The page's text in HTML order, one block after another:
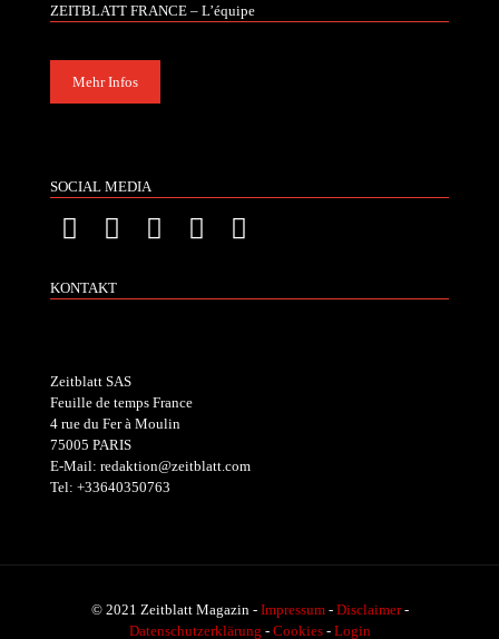
ZEITBLATT FRANCE – L’équipe
Mehr Infos
SOCIAL MEDIA
KONTAKT
Zeitblatt SAS
Feuille de temps France
4 rue du Fer à Moulin
75005 PARIS
E-Mail: redaktion@zeitblatt.com
Tel: +33640350763
© 2021 Zeitblatt Magazin - Impressum- Disclaimer-
Datenschutzerklärung - Cookies- Login